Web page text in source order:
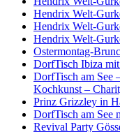
Hendrix Welt-
Hendrix Welt-
Hendrix Welt-
Ostermontag-
DorfTisch Ibiza
DorfTisch am See
Kochkunst –
Prinz Grizzley in
DorfTisch am See
Revival Party